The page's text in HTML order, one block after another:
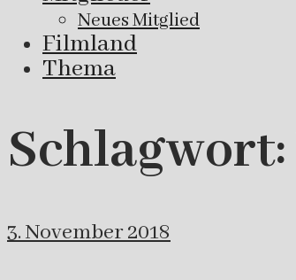
Neues Mitglied
Filmland
Thema
Schlagwort:
3. November 2018